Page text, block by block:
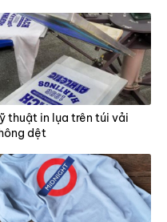
thuật in lụa trên túi vải
dệt